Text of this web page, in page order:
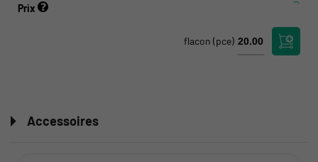
Prix
flacon (pce)
Accessoires